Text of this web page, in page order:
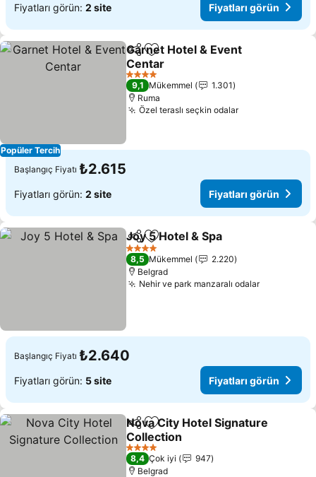
Fiyatları görün: 2 site Fiyatları görün
Popüler Tercih
PaylaşFavorilerime ekle
Garnet Hotel & Event
Centar
Fiyatları görün
4 Yıldız
9,1 Mükemmel
1.301
Ruma
Özel teraslı seçkin odalarFiyatları görün
Başlangıç Fiyatı ₺2.615
Fiyatları görün: 2 site Fiyatları görün
PaylaşFavorilerime ekle
Joy 5 Hotel & Spa
4 Yıldız
8,5 Mükemmel
2.220
Belgrad
Nehir ve park manzaralı odalarFiyatları
Başlangıç Fiyatı ₺2.640
Fiyatları görün: 5 site Fiyatları görün
PaylaşFavorilerime ekle
Nova City Hotel Signature
Collection
Fiyatları görün
4 Yıldız
8,4 Çok iyi
947
Belgrad